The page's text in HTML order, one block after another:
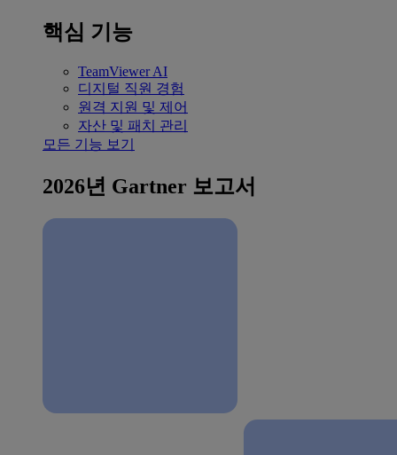
핵심 기능
TeamViewer AI
디지털 직원 경험
원격 지원 및 제어
자산 및 패치 관리
모든 기능 보기
2026년 Gartner 보고서